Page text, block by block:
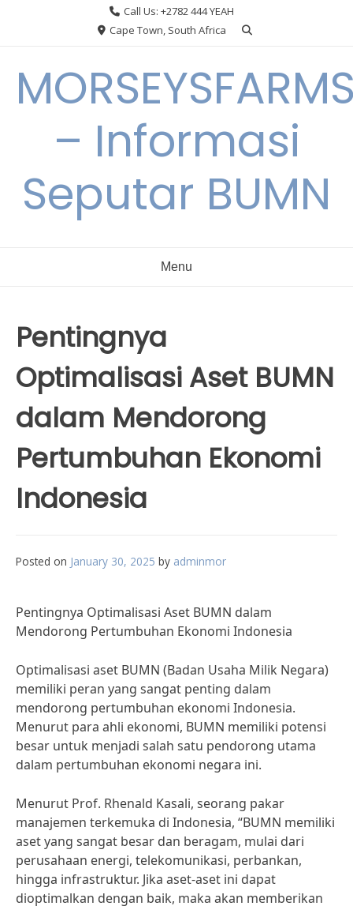
Call Us: +2782 444 YEAH
Cape Town, South Africa
– Informasi
Seputar BUMN
Menu
Pentingnya
Optimalisasi Aset BUMN
dalam Mendorong
Pertumbuhan Ekonomi
Indonesia
Posted on January 30, 2025 by adminmor
Pentingnya Optimalisasi Aset BUMN dalam
Mendorong Pertumbuhan Ekonomi Indonesia
Optimalisasi aset BUMN (Badan Usaha Milik Negara)
memiliki peran yang sangat penting dalam
mendorong pertumbuhan ekonomi Indonesia.
Menurut para ahli ekonomi, BUMN memiliki potensi
besar untuk menjadi salah satu pendorong utama
dalam pertumbuhan ekonomi negara ini.
Menurut Prof. Rhenald Kasali, seorang pakar
manajemen terkemuka di Indonesia, “BUMN memiliki
aset yang sangat besar dan beragam, mulai dari
perusahaan energi, telekomunikasi, perbankan,
hingga infrastruktur. Jika aset-aset ini dapat
dioptimalkan dengan baik, maka akan memberikan